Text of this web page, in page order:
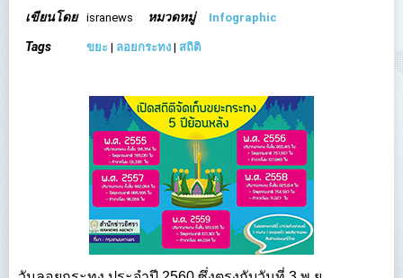
เขียนโดย isranews หมวดหมู่ Infographic
Tags ขยะ | ลอยกระทง | สถิติ